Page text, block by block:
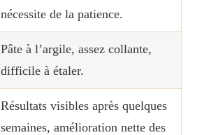
nécessite de la patience.
Pâte à l’argile, assez collante,
difficile à étaler.
Résultats visibles après quelques
semaines, amélioration nette des